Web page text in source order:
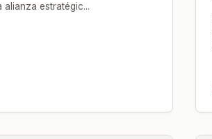
alianza estratégic...